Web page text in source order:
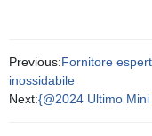
Previous:Fornitore
inossidabile
Next:{@2024 Ultimo